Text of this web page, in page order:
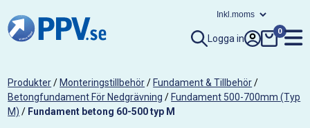
Logga in
0
Produkter/ Monteringstillbehör/ Fundament & Tillbehör/
Betongfundament För Nedgrävning / Fundament 500-700mm (Typ
M) / Fundament betong 60-500 typ M